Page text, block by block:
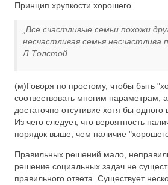
Принцип хрупкости хорошего
„Все счастливые семьи похожи
несчастливая семья несчастлива
Л.Толстой
(м)Говоря по простому, чтобы быть
соотвествовать многим параметрам,
достаточно отсутивие хотя бы одного
Из чего следует, что вероятность
порядок выше, чем наличие
Правильных решений мало,
решение социальных задач не
правильного ответа. Существует